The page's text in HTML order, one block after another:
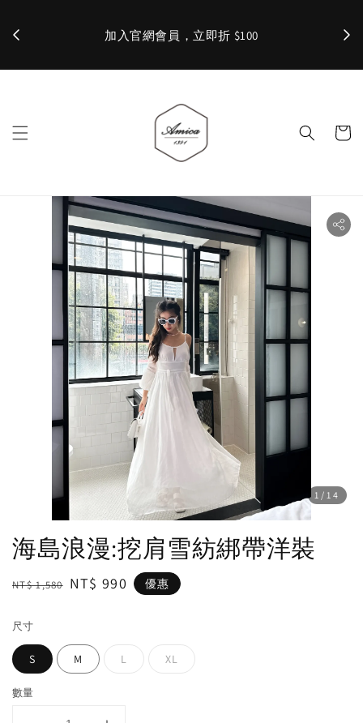
加入官網會員，立即折 $100 ✨
1 /14
海島浪漫:挖肩雪紡綁帶洋裝
Regular
NT$ 1,580 Sale
NT$ 990 優惠
尺寸
S M L XL
數量